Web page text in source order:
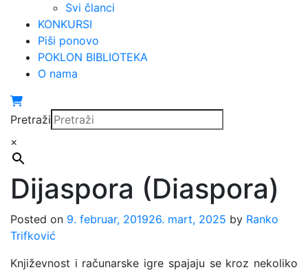
Svi članci
KONKURSI
Piši ponovo
POKLON BIBLIOTEKA
O nama
Pretraži
×
Dijaspora (Diaspora)
Posted on 9. februar, 201926. mart, 2025 by Ranko
Trifković
Književnost i računarske igre spajaju se kroz nekoliko